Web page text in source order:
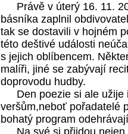
Právě v úterý 16. 11.
básníka zaplnil
tak se dostavili v hojném
této deštivé události
s jejich oblíbencem.
malíři, jiné se zabývají
doprovodu hudby.
Den poezie si ale
veršům,neboť pořadatelé
bohatý program
Na své si přijdou